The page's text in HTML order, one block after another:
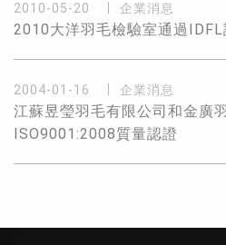
2010-05-20 企業消息
2010大洋羽毛檢驗室通過IDFL
2004-01-16 企業消息
江蘇昱瑩羽毛有限公司和金廣
ISO9001:2008質量認證